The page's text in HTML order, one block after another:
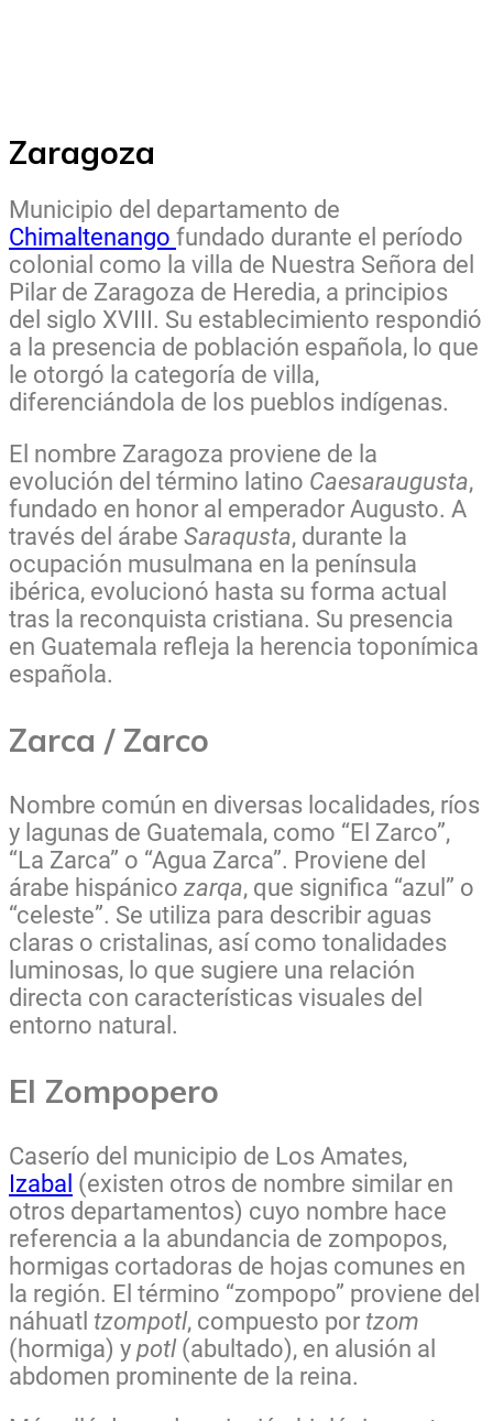
Zaragoza
Municipio del departamento de
Chimaltenango fundado durante el período
colonial como la villa de Nuestra Señora del
Pilar de Zaragoza de Heredia, a principios
del siglo XVIII. Su establecimiento respondió
a la presencia de población española, lo que
le otorgó la categoría de villa,
diferenciándola de los pueblos indígenas.
El nombre Zaragoza proviene de la
evolución del término latino Caesaraugusta,
fundado en honor al emperador Augusto. A
través del árabe Saraqusta, durante la
ocupación musulmana en la península
ibérica, evolucionó hasta su forma actual
tras la reconquista cristiana. Su presencia
en Guatemala refleja la herencia toponímica
española.
Zarca / Zarco
Nombre común en diversas localidades, ríos
y lagunas de Guatemala, como “El Zarco”,
“La Zarca” o “Agua Zarca”. Proviene del
árabe hispánico zarqa, que significa “azul” o
“celeste”. Se utiliza para describir aguas
claras o cristalinas, así como tonalidades
luminosas, lo que sugiere una relación
directa con características visuales del
entorno natural.
El Zompopero
Caserío del municipio de Los Amates,
Izabal (existen otros de nombre similar en
otros departamentos) cuyo nombre hace
referencia a la abundancia de zompopos,
hormigas cortadoras de hojas comunes en
la región. El término “zompopo” proviene del
náhuatl tzompotl, compuesto por tzom
(hormiga) y potl(abultado), en alusión al
abdomen prominente de la reina.